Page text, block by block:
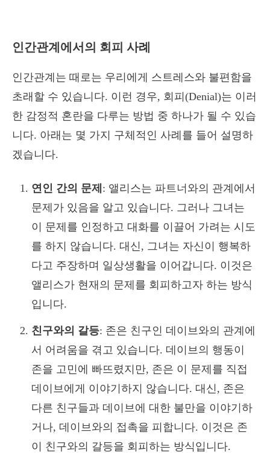
인간관계에서의 회피 사례
인간관계는 때로는 우리에게 스트레스와 불편함을
초래할 수 있습니다. 이런 경우, 회피(Denial)는 이러
한 감정적 혼란을 다루는 방법 중 하나가 될 수 있습
니다. 아래는 몇 가지 구체적인 사례를 들어 설명하
겠습니다.
연인 간의 문제 : 앨리스는 파트너와의 관계에서
문제가 있음을 알고 있습니다. 그러나 그녀는
이 문제를 인정하고 대화를 이끌어 가려는 시도
를 하지 않습니다. 대신, 그녀는 자신이 행복하
다고 주장하며 일상생활을 이어갑니다. 이것은
앨리스가 현재의 문제를 회피하고자 하는 방식
입니다.
친구와의 갈등: 존은 친구인 데이브와의 관계에
서 어려움을 겪고 있습니다. 데이브의 행동이
존을 고민에 빠뜨렸지만, 존은 이 문제를 직접
데이브에게 이야기하지 않습니다. 대신, 존은
다른 친구들과 데이브에 대한 불만을 이야기하
거나, 데이브와의 접촉을 피합니다. 이것은 존
이 친구와의 갈등을 회피하는 방식입니다.